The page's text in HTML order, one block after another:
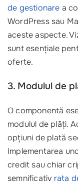
de gestionare a
WordPress sau
aceste aspecte.
sunt esențiale
oferte.
3. Modulul de
O componentă
modulul de plăți.
opțiuni de plată
Implementarea
credit sau chiar
semnificativ rata